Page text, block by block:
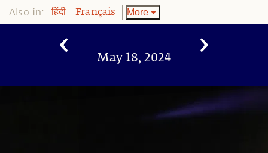
Also in: हिंदी Français More
May 18, 2024